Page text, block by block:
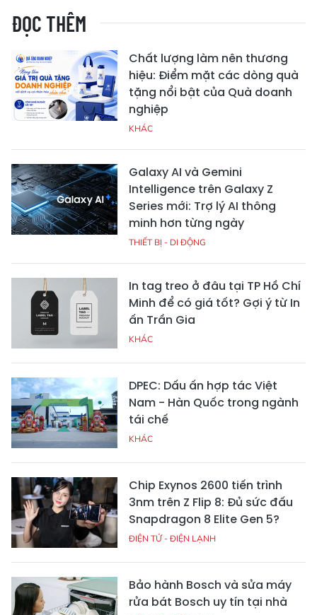
ĐỌC THÊM
Chất lượng làm nên thương
hiệu: Điểm mặt các dòng quà
tặng nổi bật của Quà doanh
nghiệp
KHÁC
Galaxy AI và Gemini
Intelligence trên Galaxy Z
Series mới: Trợ lý AI thông
minh hơn từng ngày
THIẾT BỊ - DI ĐỘNG
In tag treo ở đâu tại TP Hồ Chí
Minh để có giá tốt? Gợi ý từ In
ấn Trần Gia
KHÁC
DPEC: Dấu ấn hợp tác Việt
Nam - Hàn Quốc trong ngành
tái chế
KHÁC
Chip Exynos 2600 tiến trình
3nm trên Z Flip 8: Đủ sức đấu
Snapdragon 8 Elite Gen 5?
ĐIỆN TỬ - ĐIỆN LẠNH
Bảo hành Bosch và sửa máy
rửa bát Bosch uy tín tại nhà